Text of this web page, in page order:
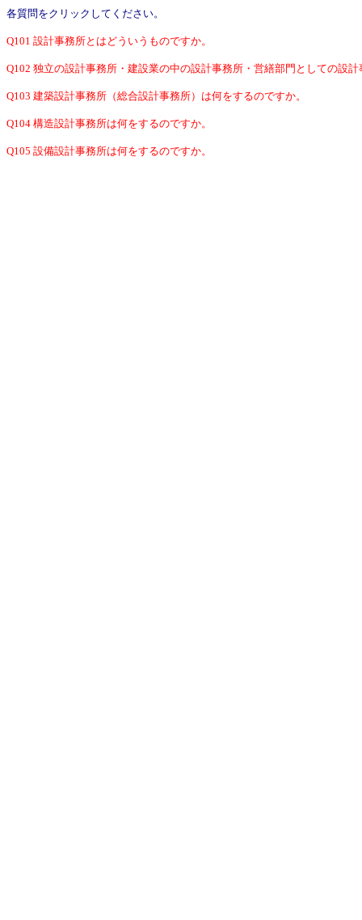
各質問をクリックしてください。
Q101 設計事務所とはどういうものですか。
Q102 独立の設計事務所・建設業の中の設計事務所・営繕部門としての設
Q103 建築設計事務所（総合設計事務所）は何をするのですか。
Q104 構造設計事務所は何をするのですか。
Q105 設備設計事務所は何をするのですか。